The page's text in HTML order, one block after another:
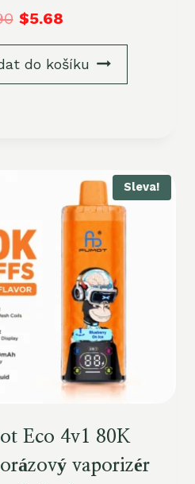
$5.68
do košíku
Sleva!
Eco 4v1 80K
vaporizér